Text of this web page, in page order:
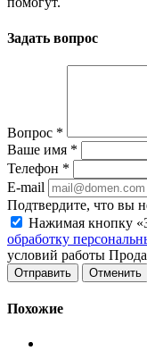
Задать вопрос
Вопрос *
Ваше имя *
Телефон *
E-mail
Подтвердите, что вы
Нажимая кнопку
обработку
условий работы
Отменить
Похожие